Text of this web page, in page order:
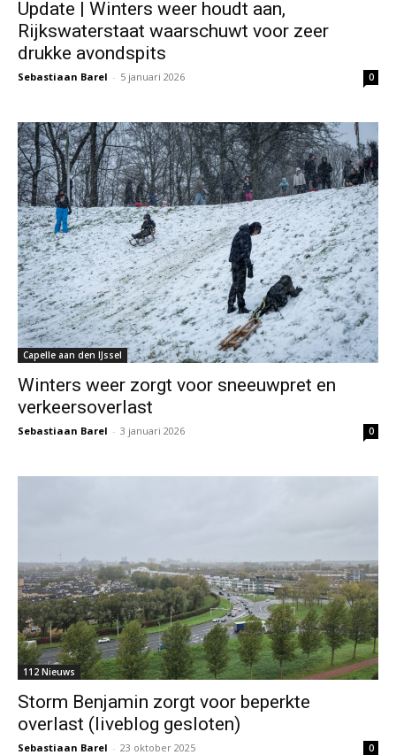
Update | Winters weer houdt aan,
Rijkswaterstaat waarschuwt voor zeer
drukke avondspits
Sebastiaan Barel - 5 januari 2026 0
Capelle aan den IJssel
Winters weer zorgt voor sneeuwpret en
verkeersoverlast
Sebastiaan Barel - 3 januari 2026 0
112 Nieuws
Storm Benjamin zorgt voor beperkte
overlast (liveblog gesloten)
Sebastiaan Barel - 23 oktober 2025 0